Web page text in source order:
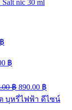
Salt nic 30 ml
฿
฿
฿ 890.00 ฿